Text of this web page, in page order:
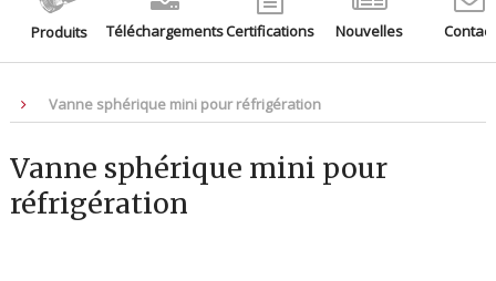
Produits TéléchargementsCertifications Nouvelles Contact
Vanne sphérique mini pour réfrigération
Vanne sphérique mini pour
réfrigération